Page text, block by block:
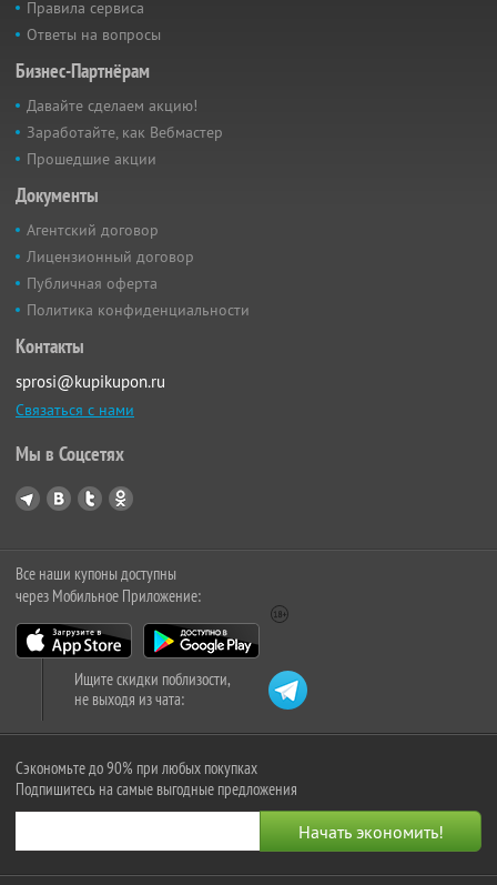
Правила сервиса
Ответы на вопросы
Бизнес-Партнёрам
Давайте сделаем акцию!
Заработайте, как Вебмастер
Прошедшие акции
Документы
Агентский договор
Лицензионный договор
Публичная оферта
Политика конфиденциальности
Контакты
sprosi@kupikupon.ru
Связаться с нами
Мы в Соцсетях
Все наши купоны доступны
через Мобильное Приложение:
Ищите скидки поблизости,
не выходя из чата:
Сэкономьте до 90% при любых покупках
Подпишитесь на самые выгодные предложения